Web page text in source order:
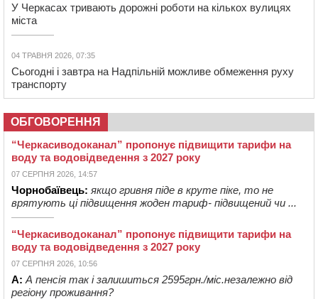
У Черкасах тривають дорожні роботи на кількох вулицях
міста
04 ТРАВНЯ 2026, 07:35
Сьогодні і завтра на Надпільній можливе обмеження руху
транспорту
ОБГОВОРЕННЯ
“Черкасиводоканал” пропонує підвищити тарифи на
воду та водовідведення з 2027 року
07 СЕРПНЯ 2026, 14:57
Чорнобаївець: якщо гривня піде в круте піке, то не
врятують ці підвищення жоден тариф- підвищений чи ...
“Черкасиводоканал” пропонує підвищити тарифи на
воду та водовідведення з 2027 року
07 СЕРПНЯ 2026, 10:56
А: А пенсія так і залишиться 2595грн./міс.незалежно від
регіону проживання?